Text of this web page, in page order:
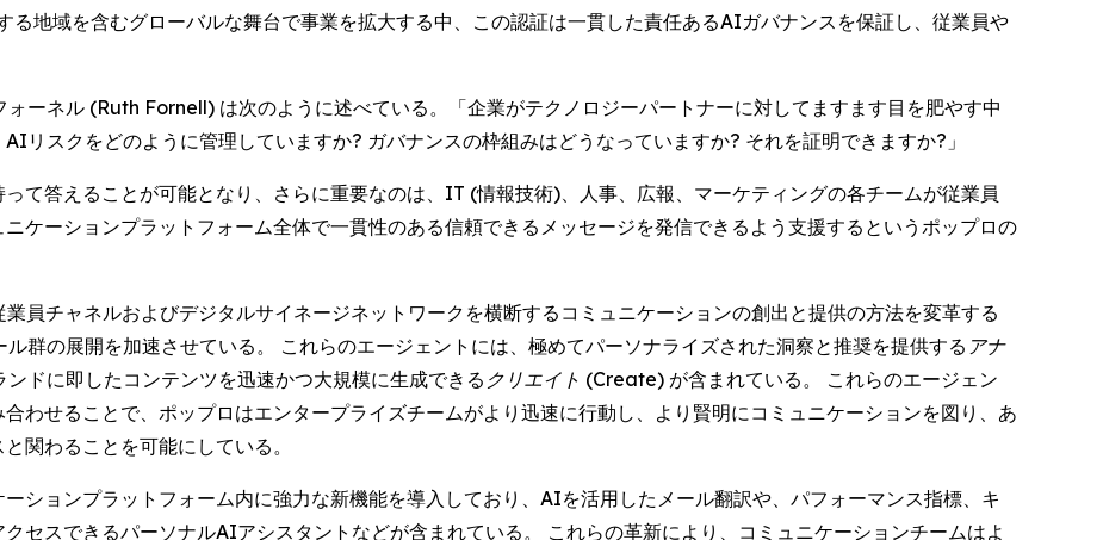
地域を含むグローバルな舞台で事業を拡大する中、この認証は一貫した責任あるAIガバナンスを保証し、従業員や
ーネル (Ruth Fornell) は次のように述べている。「企業がテクノロジーパートナーに対してますます目を肥やす中
リスクをどのように管理していますか? ガバナンスの枠組みはどうなっていますか? それを証明できますか?」
って答えることが可能となり、さらに重要なのは、IT (情報技術)、人事、広報、マーケティングの各チームが従業員
ケーションプラットフォーム全体で一貫性のある信頼できるメッセージを発信できるよう支援するというポップロの
員チャネルおよびデジタルサイネージネットワークを横断するコミュニケーションの創出と提供の方法を変革する
群の展開を加速させている。 これらのエージェントには、極めてパーソナライズされた洞察と推奨を提供する アナ
ドに即したコンテンツを迅速かつ大規模に生成できる クリエイト (Create) が含まれている。 これらのエージェン
わせることで、ポップロはエンタープライズチームがより迅速に行動し、より賢明にコミュニケーションを図り、あ
関わることを可能にしている。
ションプラットフォーム内に強力な新機能を導入しており、AIを活用したメール翻訳や、パフォーマンス指標、キ
セスできるパーソナルAIアシスタントなどが含まれている。 これらの革新により、コミュニケーションチームはよ